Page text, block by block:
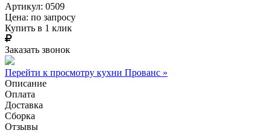
Артикул: 0509
Цена: по запросу
Купить в 1 клик
Заказать звонок
Перейти к просмотру кухни Прованс »
Описание
Оплата
Доставка
Сборка
Отзывы